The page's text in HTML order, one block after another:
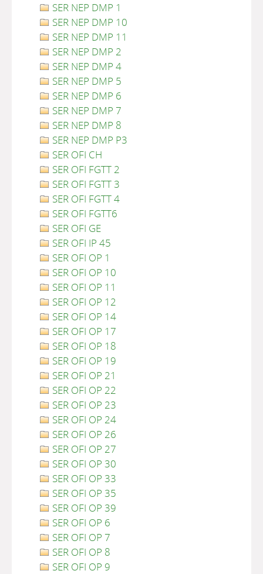
SER NEP DMP 1
SER NEP DMP 10
SER NEP DMP 11
SER NEP DMP 2
SER NEP DMP 4
SER NEP DMP 5
SER NEP DMP 6
SER NEP DMP 7
SER NEP DMP 8
SER NEP DMP P3
SER OFI CH
SER OFI FGTT 2
SER OFI FGTT 3
SER OFI FGTT 4
SER OFI FGTT6
SER OFI GE
SER OFI IP 45
SER OFI OP 1
SER OFI OP 10
SER OFI OP 11
SER OFI OP 12
SER OFI OP 14
SER OFI OP 17
SER OFI OP 18
SER OFI OP 19
SER OFI OP 21
SER OFI OP 22
SER OFI OP 23
SER OFI OP 24
SER OFI OP 26
SER OFI OP 27
SER OFI OP 30
SER OFI OP 33
SER OFI OP 35
SER OFI OP 39
SER OFI OP 6
SER OFI OP 7
SER OFI OP 8
SER OFI OP 9